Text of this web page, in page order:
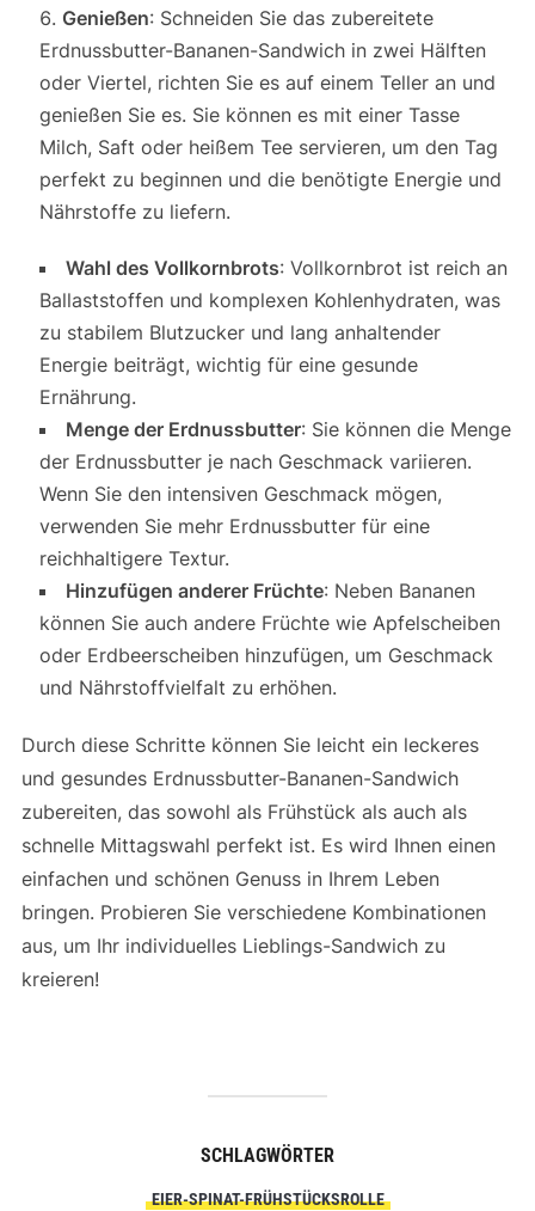
Genießen: Schneiden Sie das zubereitete
Erdnussbutter-Bananen-Sandwich in zwei Hälften
oder Viertel, richten Sie es auf einem Teller an und
genießen Sie es. Sie können es mit einer Tasse
Milch, Saft oder heißem Tee servieren, um den Tag
perfekt zu beginnen und die benötigte Energie und
Nährstoffe zu liefern.
Wahl des Vollkornbrots: Vollkornbrot ist reich an
Ballaststoffen und komplexen Kohlenhydraten, was
zu stabilem Blutzucker und lang anhaltender
Energie beiträgt, wichtig für eine gesunde
Ernährung.
Menge der Erdnussbutter: Sie können die Menge
der Erdnussbutter je nach Geschmack variieren.
Wenn Sie den intensiven Geschmack mögen,
verwenden Sie mehr Erdnussbutter für eine
reichhaltigere Textur.
Hinzufügen anderer Früchte: Neben Bananen
können Sie auch andere Früchte wie Apfelscheiben
oder Erdbeerscheiben hinzufügen, um Geschmack
und Nährstoffvielfalt zu erhöhen.
Durch diese Schritte können Sie leicht ein leckeres
und gesundes Erdnussbutter-Bananen-Sandwich
zubereiten, das sowohl als Frühstück als auch als
schnelle Mittagswahl perfekt ist. Es wird Ihnen einen
einfachen und schönen Genuss in Ihrem Leben
bringen. Probieren Sie verschiedene Kombinationen
aus, um Ihr individuelles Lieblings-Sandwich zu
kreieren!
SCHLAGWÖRTER
EIER-SPINAT-FRÜHSTÜCKSROLLE